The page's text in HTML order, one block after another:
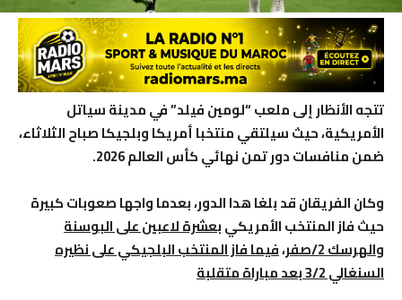
تتجه الأنظار إلى ملعب “لومين فيلد” في مدينة سياتل
الأمريكية، حيث سيلتقي منتخبا أمريكا وبلجيكا صباح الثلاثاء،
ضمن منافسات دور تمن نهائي كأس العالم 2026
.
وكان الفريقان قد بلغا هدا الدور، بعدما واجها صعوبات كبيرة
حيث فاز المنتخب الأمريكيبعشرة لاعبين على البوسنة
والهرسك 2/صفر
،فيما فاز المنتخب البلجيكي على نظيره
السنغالي 3/2 بعد مباراة متقلبة